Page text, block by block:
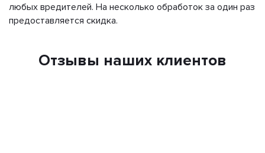
любых вредителей. На несколько обработок за один раз
предоставляется скидка.
Отзывы наших клиентов